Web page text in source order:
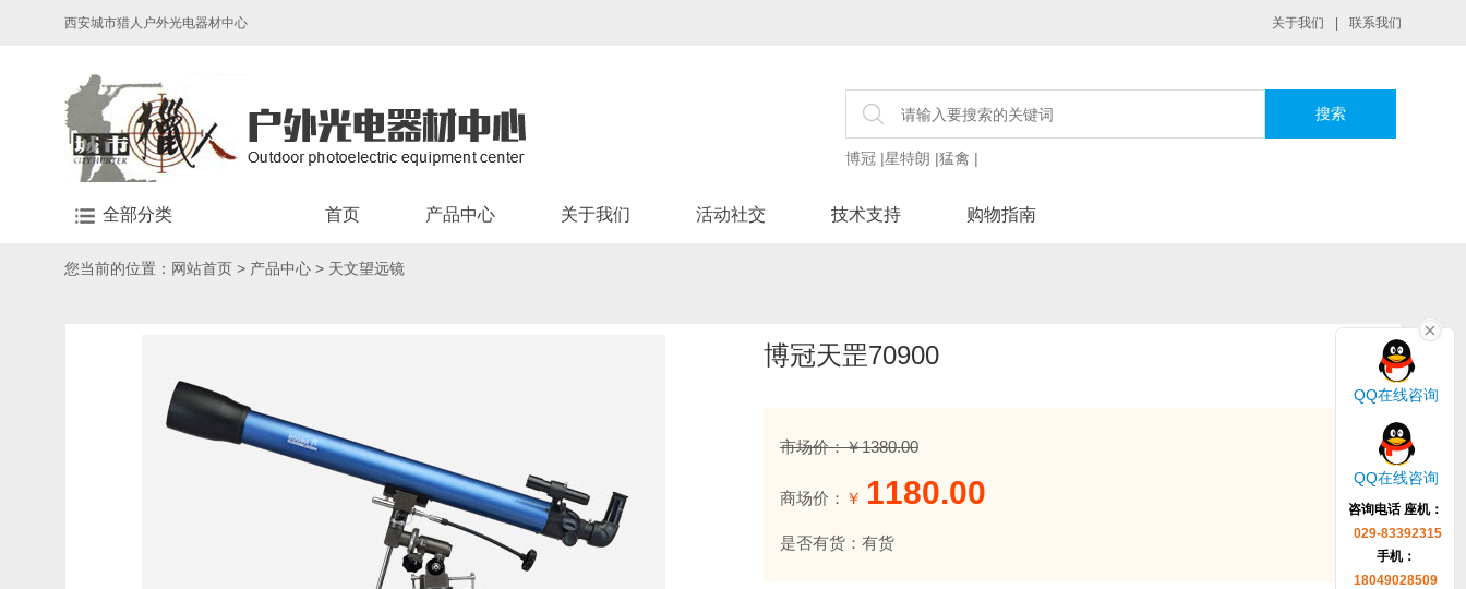
QQ在线咨询
QQ在线咨询
咨询电话 座机：
029-83392315
手机：
18049028509
西安城市猎人户外光电器材中心 关于我们 联系我们
博冠 |星特朗 |猛禽 |
全部分类 首页 产品中心 关于我们 活动社交 技术支持 购物指南
您当前的位置： 网站首页 > 产品中心 > 天文望远镜
博冠天罡70900
市场价：￥1380.00
商场价： ￥ 1180.00
是否有货：有货